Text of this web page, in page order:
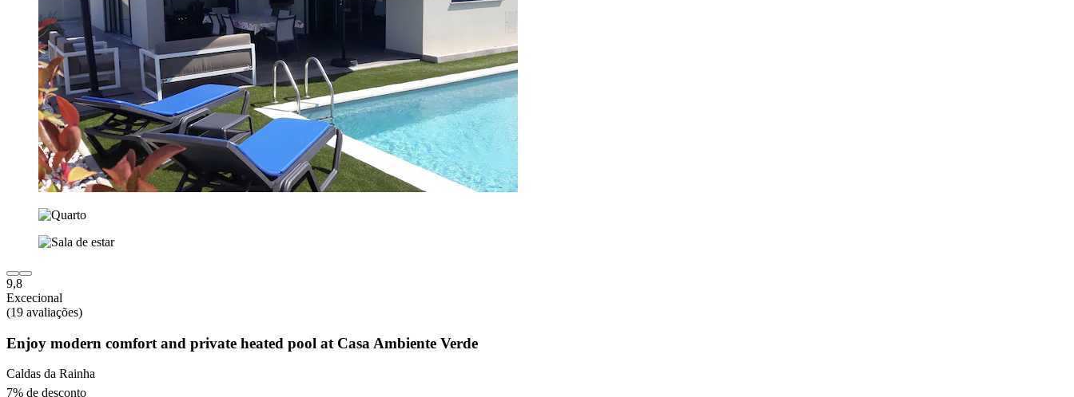
9,8
Excecional
(19 avaliações)
Enjoy modern comfort and private heated pool at Casa Ambiente Verde
Caldas da Rainha
7% de desconto